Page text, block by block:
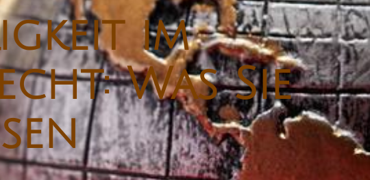
im
Was Sie